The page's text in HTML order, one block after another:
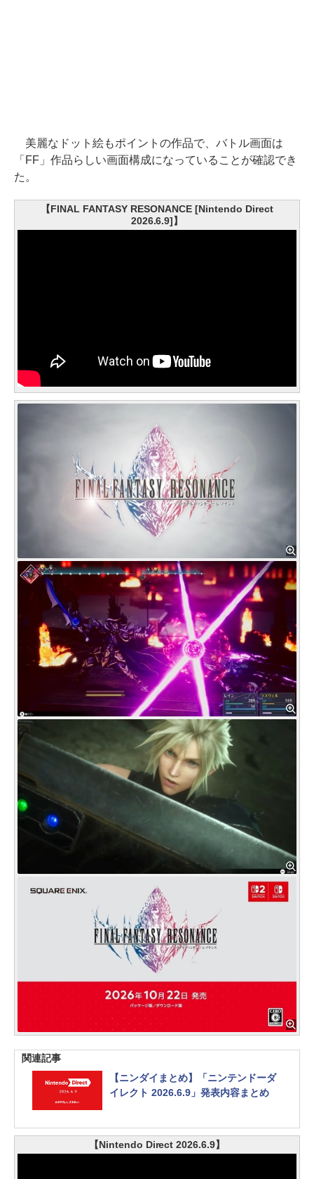
美麗なドット絵もポイントの作品で、バトル画面は
「FF」作品らしい画面構成になっていることが確認でき
た。
【FINAL FANTASY RESONANCE [Nintendo Direct
2026.6.9]】
関連記事
【ニンダイまとめ】「ニンテンドーダ
イレクト 2026.6.9」発表内容まとめ
【Nintendo Direct 2026.6.9】